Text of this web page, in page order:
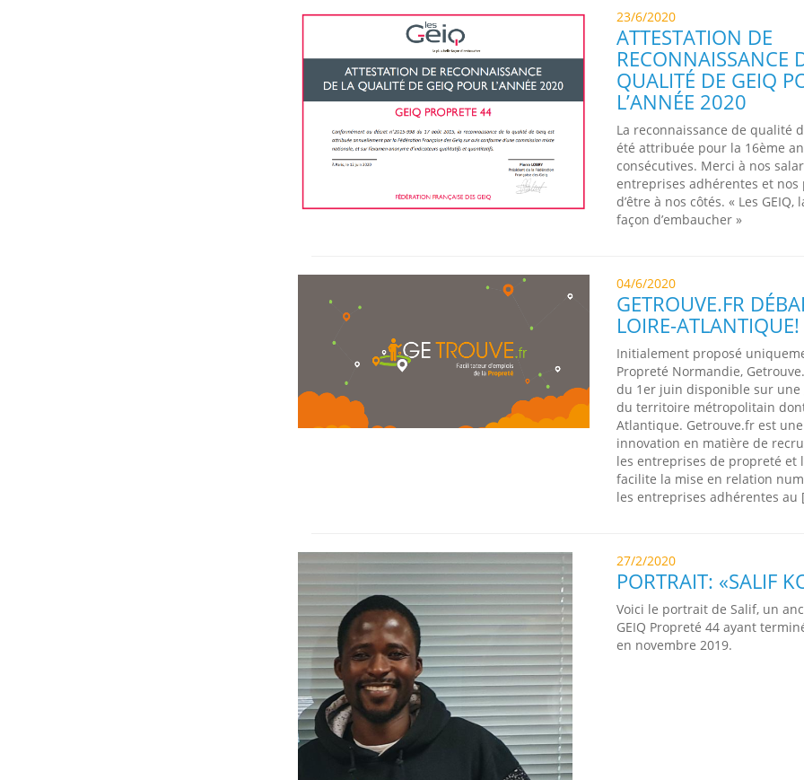
23/6/2020
ATTESTATION DE
RECONNAISSANCE
QUALITÉ DE GEIQ
L’ANNÉE 2020
La reconnaissance de qualité
été attribuée pour la 16ème
consécutives. Merci à nos
entreprises adhérentes et nos
d’être à nos côtés. « Les GEIQ,
façon d’embaucher »
04/6/2020
GETROUVE.FR
LOIRE-ATLANTIQUE!
Initialement proposé
Propreté Normandie,
du 1er juin disponible sur une
du territoire métropolitain
Atlantique. Getrouve.fr est
innovation en matière de
les entreprises de propreté et
facilite la mise en relation
les entreprises adhérentes au
27/2/2020
PORTRAIT: «SALIF
Voici le portrait de Salif, un
GEIQ Propreté 44 ayant
en novembre 2019.